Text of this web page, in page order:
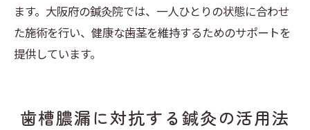
ます。大阪府の鍼灸院では、一人ひとりの状態に合わせ
た施術を行い、健康な歯茎を維持するためのサポートを
提供しています。
歯槽膿漏に対抗する鍼灸の活用法